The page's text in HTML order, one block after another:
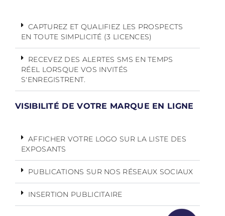
CAPTUREZ ET QUALIFIEZ LES PROSPECTS
EN TOUTE SIMPLICITÉ (3 LICENCES)
RECEVEZ DES ALERTES SMS EN TEMPS
RÉEL LORSQUE VOS INVITÉS
S'ENREGISTRENT.
VISIBILITÉ DE VOTRE MARQUE EN LIGNE
AFFICHER VOTRE LOGO SUR LA LISTE DES
EXPOSANTS
PUBLICATIONS SUR NOS RÉSEAUX SOCIAUX
INSERTION PUBLICITAIRE